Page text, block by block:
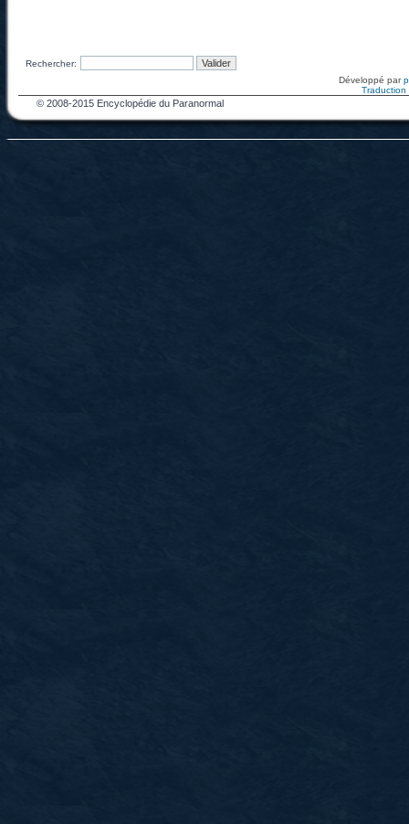
Rechercher:
Développé par
Traduction
© 2008-2015 Encyclopédie du Paranormal